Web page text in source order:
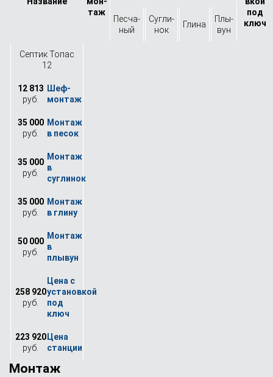
таж
под
ключ
Песча­
ный
Сугли­
нок
Глина
Плы­
вун
Септик Топас
12
12 813
руб.
35 000
руб.
35 000
руб.
35 000
руб.
50 000
руб.
258 920
руб.
223 920
руб.
Монтаж